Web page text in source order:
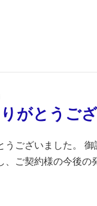
がとうご
うございました。
、ご契約様の今後